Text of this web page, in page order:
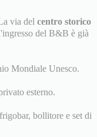
via del centro storico
del B&B è già
Mondiale Unesco.
esterno.
bollitore e set di